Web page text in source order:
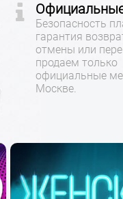
Безопасность
гарантия
отмены или
продаем только
официальные
Москве.